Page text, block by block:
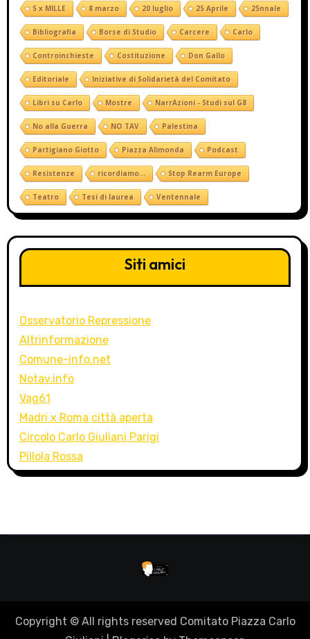
5 x MILLE 8 marzo 20 luglio 25 Aprile 25nnale
Bibliografia Borse di Studio Carcere Carlo
Controinchieste Costituzione Don Gallo
Editoriale Iniziative di Solidarietà del Comitato
Libri su Carlo Mostre NarrAzioni - Studi sul G8
No alla Guerra NO TAV Palestina
Partigiano Giotto Piazza Alimonda Podcast
Resistenze ricordiamo... Stop Rearm Europe
Teatro Tesi di laurea Ventennale
Siti amici
Osservatorio Repressione
Altrinformazione
Comune-info.net
Notav.info
Vag61
Madri x Roma città aperta
Circolo Carlo Giuliani Parigi
Pillola Rossa
Copyright © All rights reserved Comitato Piazza Carlo